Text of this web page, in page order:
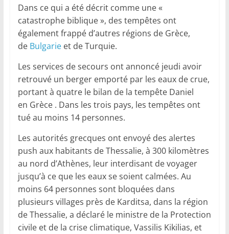
Dans ce qui a été décrit comme une «
catastrophe biblique », des tempêtes ont
également frappé d’autres régions de Grèce,
de Bulgarieet de Turquie.
Les services de secours ont annoncé jeudi avoir
retrouvé un berger emporté par les eaux de crue,
portant à quatre le bilan de la tempête Daniel
en Grèce . Dans les trois pays, les tempêtes ont
tué au moins 14 personnes.
Les autorités grecques ont envoyé des alertes
push aux habitants de Thessalie, à 300 kilomètres
au nord d’Athènes, leur interdisant de voyager
jusqu’à ce que les eaux se soient calmées. Au
moins 64 personnes sont bloquées dans
plusieurs villages près de Karditsa, dans la région
de Thessalie, a déclaré le ministre de la Protection
civile et de la crise climatique, Vassilis Kikilias, et